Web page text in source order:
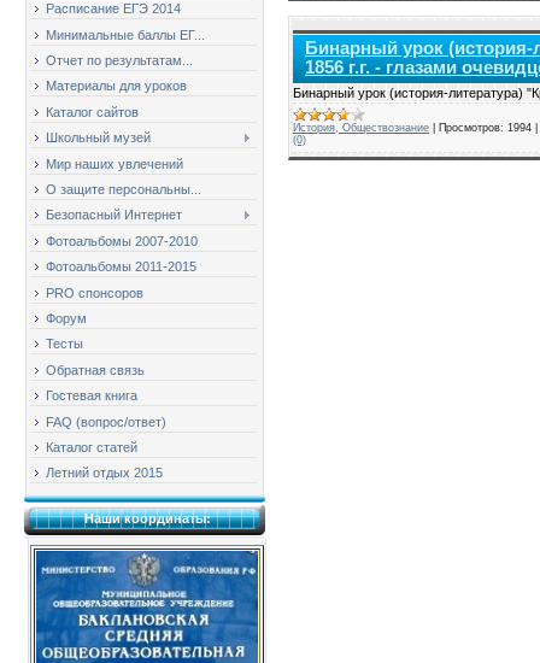
Расписание ЕГЭ 2014
Минимальные баллы ЕГ...
Отчет по результатам...
Материалы для уроков
Каталог сайтов
Школьный музей
Мир наших увлечений
О защите персональны...
Безопасный Интернет
Фотоальбомы 2007-2010
Фотоальбомы 2011-2015
PRO спонсоров
Форум
Тесты
Обратная связь
Гостевая книга
FAQ (вопрос/ответ)
Каталог статей
Летний отдых 2015
Наши координаты:
Бинарный урок (история-
1856 г.г. - глазами
Бинарный урок (история-литература)
История, Обществознание Просмотров: 1994
(0)